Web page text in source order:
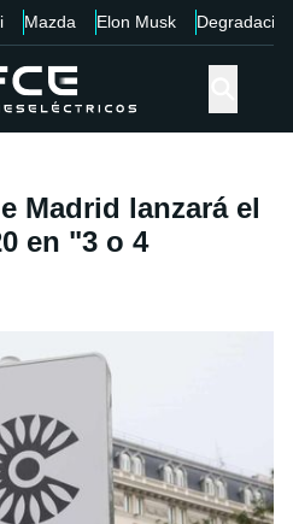
Mazda Elon Musk Degradación
Madrid lanzará el
en "3 o 4